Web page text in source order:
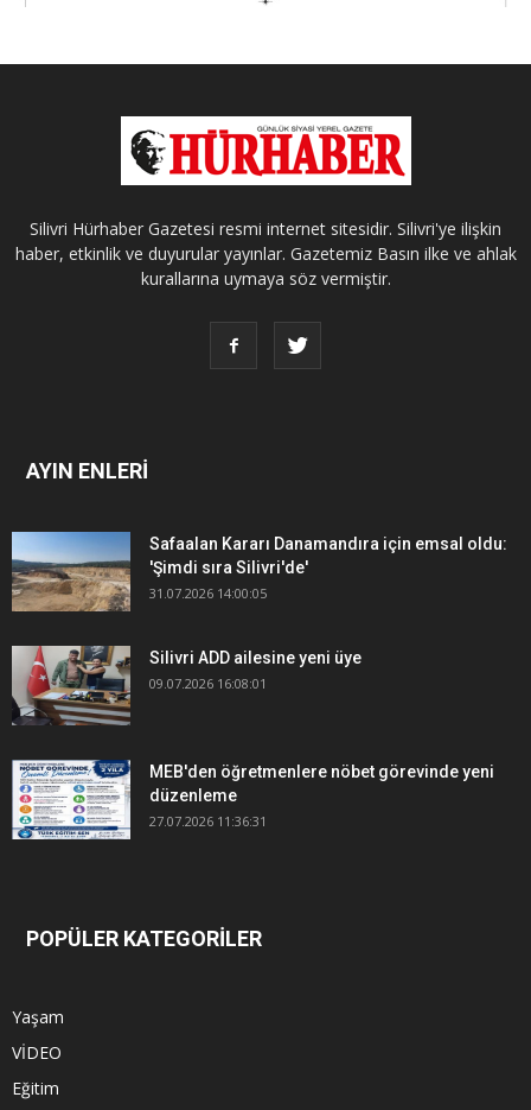
Silivri Hürhaber Gazetesi resmi internet sitesidir. Silivri'ye ilişkin
haber, etkinlik ve duyurular yayınlar. Gazetemiz Basın ilke ve ahlak
kurallarına uymaya söz vermiştir.
AYIN ENLERİ
Safaalan Kararı Danamandıra için emsal oldu:
'Şimdi sıra Silivri'de'
31.07.2026 14:00:05
Silivri ADD ailesine yeni üye
09.07.2026 16:08:01
MEB'den öğretmenlere nöbet görevinde yeni
düzenleme
27.07.2026 11:36:31
POPÜLER KATEGORİLER
Yaşam
VİDEO
Eğitim